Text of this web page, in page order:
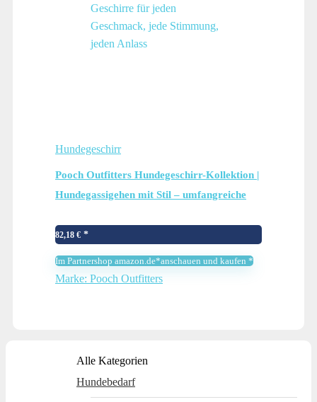
Hundegeschirr
Pooch Outfitters Hundegeschirr-Kollektion |
Hundegassigehen mit Stil – umfangreiche
Geschirre für jeden Geschmack, jede
Stimmung, jeden Anlass
82,18 €
Im Partnershop amazon.de*anschauen und kaufen *
Marke: Pooch Outfitters
Alle Kategorien
Hundebedarf